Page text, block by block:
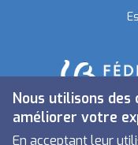
Nous utilisons des
améliorer votre
En acceptant leur